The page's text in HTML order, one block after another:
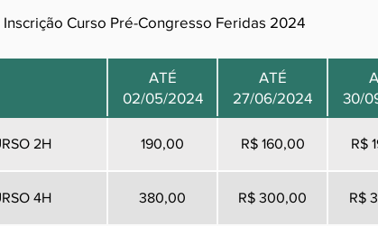
Curso Pré-Congresso Feridas 2024
ATÉ
02/05/2024
ATÉ
27/06/2024
30/
2H 190,00 R$ 160,00 R$
4H 380,00 R$ 300,00 R$